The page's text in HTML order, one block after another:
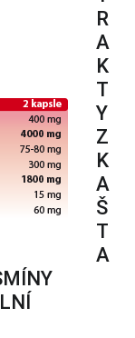
R
A
K
T
Y
Z
K
A
Š
T
A